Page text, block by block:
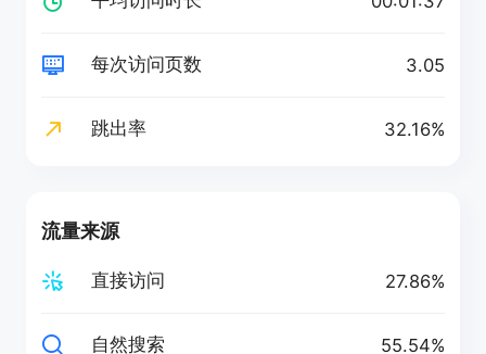
每次访问页数 3.05
跳出率 32.16%
流量来源
直接访问 27.86%
自然搜索 55.54%